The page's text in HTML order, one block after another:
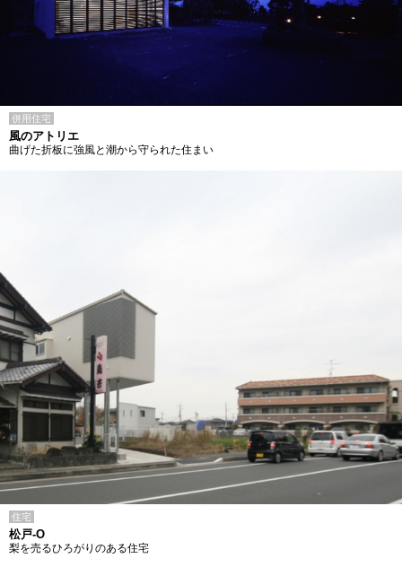
併用住宅
風のアトリエ
曲げた折板に強風と潮から守られた住まい
住宅
松戸-O
梨を売るひろがりのある住宅